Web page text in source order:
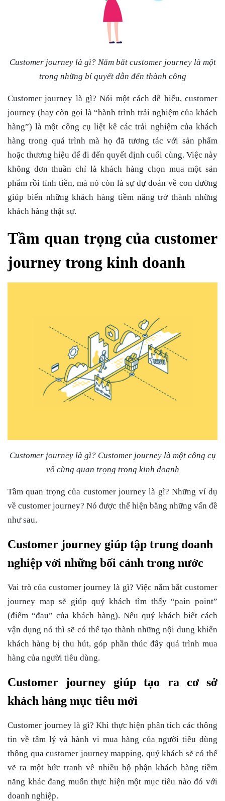
Customer journey là gì? Nắm bắt customer journey là một
trong những bí quyết dẫn đến thành công
Customer journey là gì? Nói một cách dễ hiểu, customer
journey (hay còn gọi là “hành trình trải nghiệm của khách
hàng”) là một công cụ liệt kê các trải nghiệm của khách
hàng trong quá trình mà họ đã tương tác với sản phẩm
hoặc thương hiệu để đi đến quyết định cuối cùng. Việc này
không đơn thuần chỉ là khách hàng chọn mua một sản
phẩm rồi tính tiền, mà nó còn là sự dự đoán về con đường
giúp biến những khách hàng tiềm năng trở thành những
khách hàng thật sự.
Tầm quan trọng của customer
journey trong kinh doanh
Customer journey là gì? Customer journey là một công cụ
vô cùng quan trọng trong kinh doanh
Tầm quan trọng của customer journey là gì? Những ví dụ
về customer journey? Nó được thể hiện bằng những vấn đề
như sau.
Customer journey giúp tập trung doanh
nghiệp với những bối cảnh trong nước
Vai trò của customer journey là gì? Việc nắm bắt customer
journey map sẽ giúp quý khách tìm thấy “pain point”
(điểm “đau” của khách hàng). Nếu quý khách biết cách
vận dụng nó thì sẽ có thể tạo thành những nội dung khiến
khách hàng bị thu hút, góp phần thúc đẩy quá trình mua
hàng của người tiêu dùng.
Customer journey giúp tạo ra cơ sở
khách hàng mục tiêu mới
Customer journey là gì? Khi thực hiện phân tích các thông
tin về tâm lý và hành vi mua hàng của người tiêu dùng
thông qua customer journey mapping, quý khách sẽ có thể
vẽ ra một bức tranh về nhiều bộ phận khách hàng tiềm
năng khác đang muốn thực hiện một mục tiêu nào đó với
doanh nghiệp.